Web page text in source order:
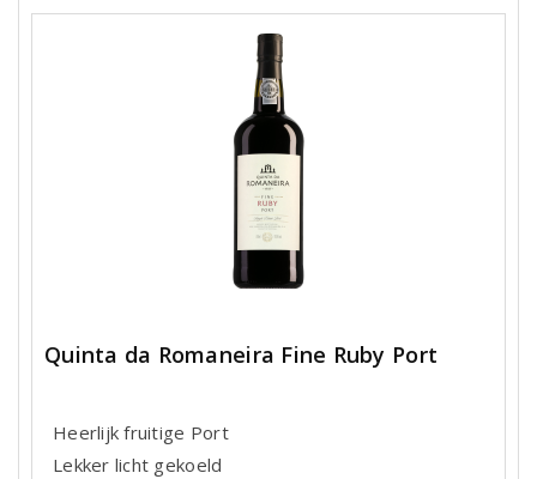
Quinta da Romaneira Fine Ruby Port
Heerlijk fruitige Port
Lekker licht gekoeld